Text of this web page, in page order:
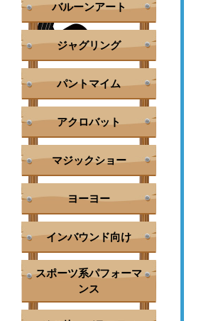
バルーンアート
ジャグリング
パントマイム
アクロバット
マジックショー
ヨーヨー
インバウンド向け
スポーツ系パフォーマ
ンス